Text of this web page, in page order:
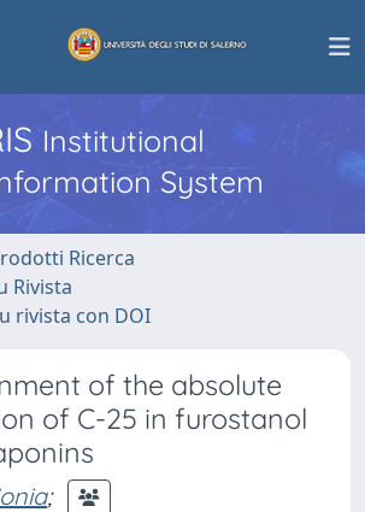
Institutional
System
Ricerca
Rivista
rivista con DOI
of the absolute
of C-25 in furostanol
;